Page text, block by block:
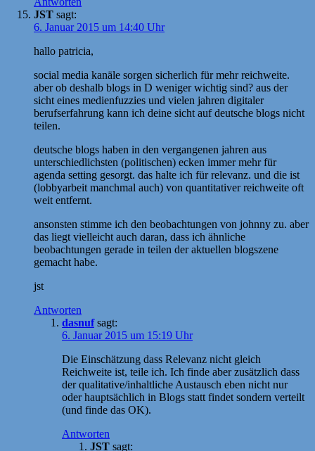
JST sagt:
6. Januar 2015 um 14:40 Uhr
hallo patricia,
social media kanäle sorgen sicherlich für mehr reichweite.
aber ob deshalb blogs in D weniger wichtig sind? aus der
sicht eines medienfuzzies und vielen jahren digitaler
berufserfahrung kann ich deine sicht auf deutsche blogs nicht
teilen.
deutsche blogs haben in den vergangenen jahren aus
unterschiedlichsten (politischen) ecken immer mehr für
agenda setting gesorgt. das halte ich für relevanz. und die ist
(lobbyarbeit manchmal auch) von quantitativer reichweite oft
weit entfernt.
ansonsten stimme ich den beobachtungen von johnny zu. aber
das liegt vielleicht auch daran, dass ich ähnliche
beobachtungen gerade in teilen der aktuellen blogszene
gemacht habe.
jst
Antworten
dasnuf sagt:
6. Januar 2015 um 15:19 Uhr
Die Einschätzung dass Relevanz nicht gleich
Reichweite ist, teile ich. Ich finde aber zusätzlich dass
der qualitative/inhaltliche Austausch eben nicht nur
oder hauptsächlich in Blogs statt findet sondern verteilt
(und finde das OK).
Antworten
JST sagt: